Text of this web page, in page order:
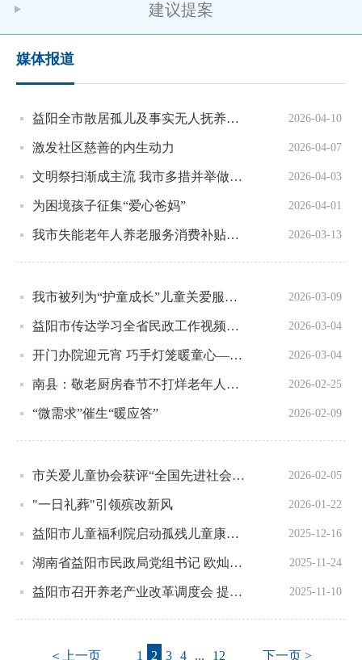
建议提案
媒体报道
益阳全市散居孤儿及事实无人抚养儿童实现“一人一档”精准管理 2026-04-10
激发社区慈善的内生动力 2026-04-07
文明祭扫渐成主流 我市多措并举做好清明节祭扫工作综述 2026-04-03
为困境孩子征集“爱心爸妈” 2026-04-01
我市失能老年人养老服务消费补贴项目落地：累计核销机构服务消费券3693人次、老年人能力评估券2439人次 2026-03-13
我市被列为“护童成长”儿童关爱服务体系建设试点项目地区 2026-03-09
益阳市传达学习全省民政工作视频会议精神 2026-03-04
开门办院迎元宵 巧手灯笼暖童心——益阳市儿童福利院开展元宵节主题活动 2026-03-04
南县：敬老厨房春节不打烊老年人暖胃更暖心 2026-02-25
“微需求”催生“暖应答” 2026-02-09
市关爱儿童协会获评“全国先进社会组织” 2026-02-05
"一日礼葬"引领殡改新风 2026-01-22
益阳市儿童福利院启动孤残儿童康复训练计划 2025-12-16
湖南省益阳市民政局党组书记 欧灿辉：聚焦重点抓改革 激发民政事业高质量发展动力 2025-11-24
益阳市召开养老产业改革调度会 提质增效推进养老服务现代化 2025-11-10
＜上一页 1 2 3 4 ... 12 下一页 >